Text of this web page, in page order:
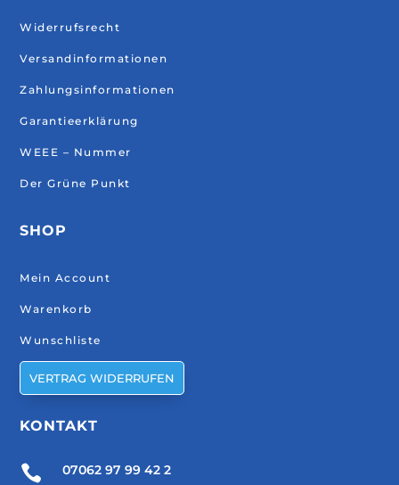
Widerrufsrecht
Versandinformationen
Zahlungsinformationen
Garantieerklärung
WEEE – Nummer
Der Grüne Punkt
SHOP
Mein Account
Warenkorb
Wunschliste
VERTRAG WIDERRUFEN
KONTAKT
 07062 97 99 42 2